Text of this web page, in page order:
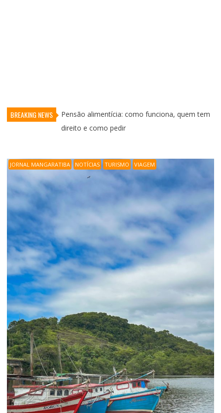
BREAKING NEWS
Mangaratiba aposta em turismo, natureza e
desenvolvimento para fortalecer economia da
JORNAL MANGARATIBA NOTÍCIAS TURISMO VIAGEM